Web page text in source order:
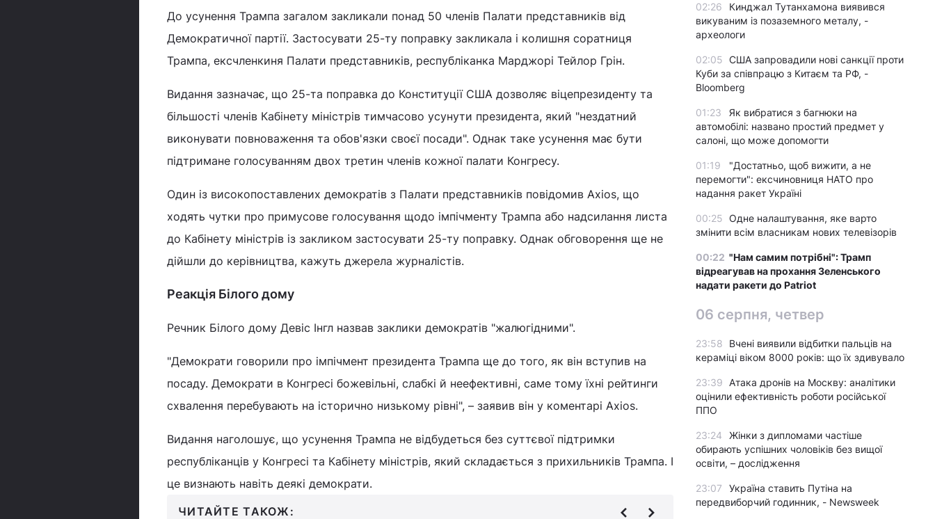
До усунення Трампа загалом закликали понад 50 членів Палати представників від
Демократичної партії. Застосувати 25-ту поправку закликала і колишня соратниця
Трампа, ексчленкиня Палати представників, республіканка Марджорі Тейлор Грін.
Видання зазначає, що 25-та поправка до Конституції США дозволяє віцепрезиденту та
більшості членів Кабінету міністрів тимчасово усунути президента, який "нездатний
виконувати повноваження та обов'язки своєї посади". Однак таке усунення має бути
підтримане голосуванням двох третин членів кожної палати Конгресу.
Один із високопоставлених демократів з Палати представників повідомив Axios, що
ходять чутки про примусове голосування щодо імпічменту Трампа або надсилання листа
до Кабінету міністрів із закликом застосувати 25-ту поправку. Однак обговорення ще не
дійшли до керівництва, кажуть джерела журналістів.
Реакція Білого дому
Речник Білого дому Девіс Інгл назвав заклики демократів "жалюгідними".
"Демократи говорили про імпічмент президента Трампа ще до того, як він вступив на
посаду. Демократи в Конгресі божевільні, слабкі й неефективні, саме тому їхні рейтинги
схвалення перебувають на історично низькому рівні", – заявив він у коментарі Axios.
Видання наголошує, що усунення Трампа не відбудеться без суттєвої підтримки
республіканців у Конгресі та Кабінету міністрів, який складається з прихильників Трампа. І
це визнають навіть деякі демократи.
ЧИТАЙТЕ ТАКОЖ:
02:26
Кинджал Тутанхамона виявився
викуваним із позаземного металу, -
археологи
02:05 США запровадили нові санкції проти
Куби за співпрацю з Китаєм та РФ, -
Bloomberg
01:23
Як вибратися з багнюки на
автомобілі: названо простий предмет у
салоні, що може допомогти
01:19
"Достатньо, щоб вижити, а не
перемогти": ексчиновниця НАТО про
надання ракет Україні
00:25 Одне налаштування, яке варто
змінити всім власникам нових телевізорів
00:22 "Нам самим потрібні": Трамп
відреагував на прохання Зеленського
надати ракети до Patriot
06 серпня, четвер
23:58
Вчені виявили відбитки пальців на
кераміці віком 8000 років: що їх здивувало
23:39
Атака дронів на Москву: аналітики
оцінили ефективність роботи російської
ППО
23:24
Жінки з дипломами частіше
обирають успішних чоловіків без вищої
освіти, – дослідження
23:07
Україна ставить Путіна на
передвиборчий годинник, - Newsweek